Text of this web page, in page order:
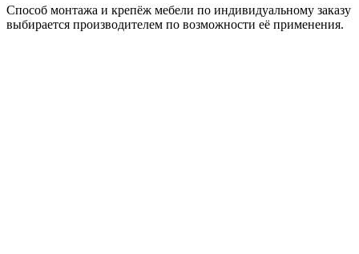
Способ монтажа и крепёж мебели по индивидуальному заказу
выбирается производителем по возможности её применения.